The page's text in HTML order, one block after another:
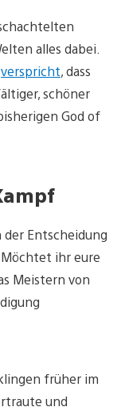
alles dabei.
verspricht, dass
schöner
God of
Entscheidung
ihr eure
Meistern von
früher im
und